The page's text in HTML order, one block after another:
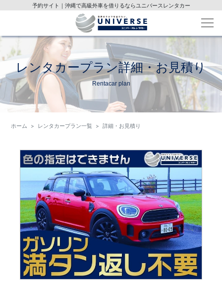
予約サイト｜沖縄で高級外車を借りるならユニバースレンタカー
レンタカープラン詳細・お見積り
Rentacar plan
ホーム レンタカープラン一覧 詳細・お見積り